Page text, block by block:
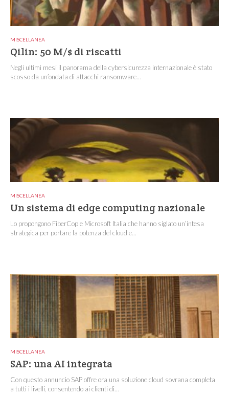
MISCELLANEA
Qilin: 50 M/$ di riscatti
Negli ultimi mesi il panorama della cybersicurezza internazionale è stato
scosso da un’ondata di attacchi ransomware...
MISCELLANEA
Un sistema di edge computing nazionale
Lo propongono FiberCop e Microsoft Italia che hanno siglato un’intesa
strategica per portare la potenza del cloud e...
MISCELLANEA
SAP: una AI integrata
Con questo annuncio SAP offre ora una soluzione cloud sovrana completa
a tutti i livelli, consentendo ai clienti di...